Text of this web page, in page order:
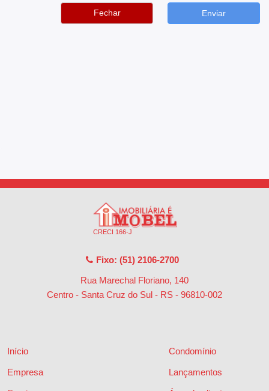
Fechar
CRECI 166-J
Fixo: (51) 2106-2700
Rua Marechal Floriano, 140
Centro - Santa Cruz do Sul - RS - 96810-002
Início
Empresa
Condomínio
Lançamentos